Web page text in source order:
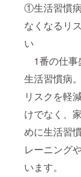
①生活習慣
なくなるリ
い
1番の仕事
生活習慣病
リスクを軽
けでなく、
めに生活習
レーニング
います。